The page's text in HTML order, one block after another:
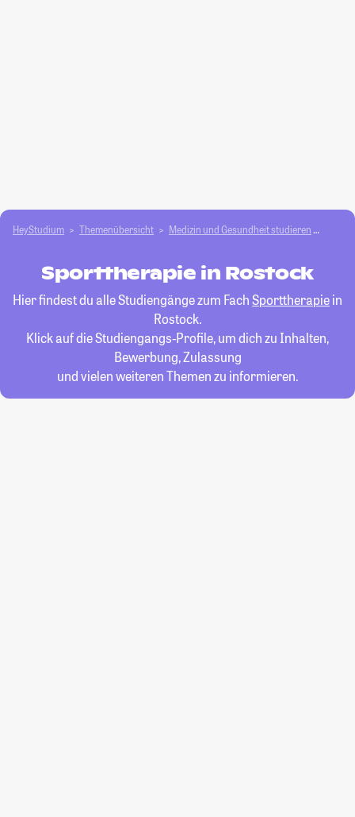
HeyStudium Themenübersicht Medizin und Gesundheit studieren
Sporttherapie in Rostock
Hier findest du alle Studiengänge zum FachSporttherapiein
Rostock.
Klick auf die Studiengangs-Profile, um dich zu Inhalten,
Bewerbung, Zulassung
und vielen weiteren Themen zu informieren.